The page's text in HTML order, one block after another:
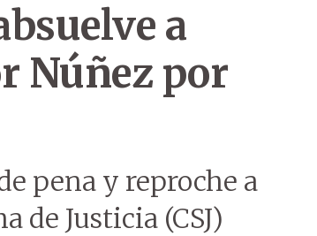
a
Núñez por
pena y reproche a
de Justicia (CSJ)